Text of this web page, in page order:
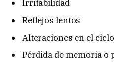
Irritabilidad
Reflejos lentos
Alteraciones en el
Pérdida de memoria o